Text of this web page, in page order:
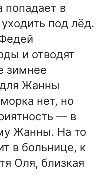
в
под лёд.
и отводят
зимнее
Жанны
нет, но
— в
Жанны. На то
в больнице, к
Оля, близкая